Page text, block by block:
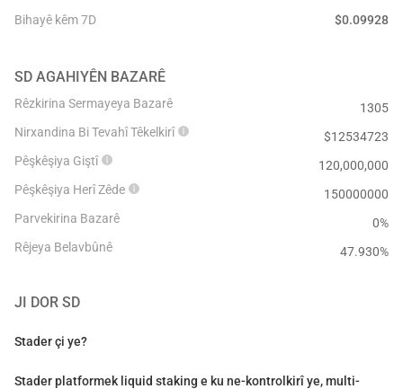
Bihayê kêm 7D
$0.09928
SD AGAHIYÊN BAZARÊ
Rêzkirina Sermayeya Bazarê
1305
Nirxandina Bi Tevahî Têkelkirî
$12534723
Pêşkêşiya Giştî
120,000,000
Pêşkêşiya Herî Zêde
150000000
Parvekirina Bazarê
0%
Rêjeya Belavbûnê
47.930%
JI DOR SD
Stader çi ye?
Stader platformek liquid staking e ku ne-kontrolkirî ye, multi-